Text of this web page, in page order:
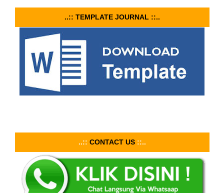
..:: TEMPLATE JOURNAL ::..
..:: CONTACT US ::..